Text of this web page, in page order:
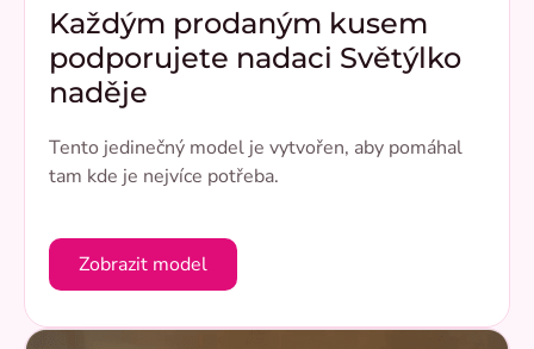
Každým prodaným kusem
podporujete nadaci Světýlko
naděje
Tento jedinečný model je vytvořen, aby pomáhal
tam kde je nejvíce potřeba.
Zobrazit model